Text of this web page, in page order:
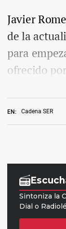
EN: Cadena SER
Javier
de la
para
ofrecido